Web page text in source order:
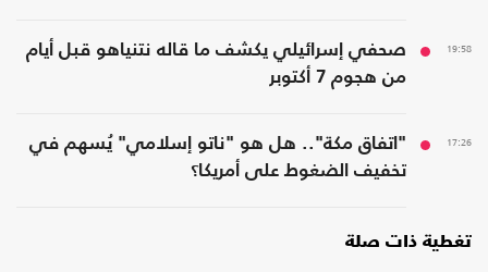
19:58
صحفي إسرائيلي يكشف ما قاله نتنياهو قبل أيام
من هجوم 7 أكتوبر
17:26
"اتفاق مكة".. هل هو "ناتو إسلامي" يُسهم في
تخفيف الضغوط على أمريكا؟
تغطية ذات صلة